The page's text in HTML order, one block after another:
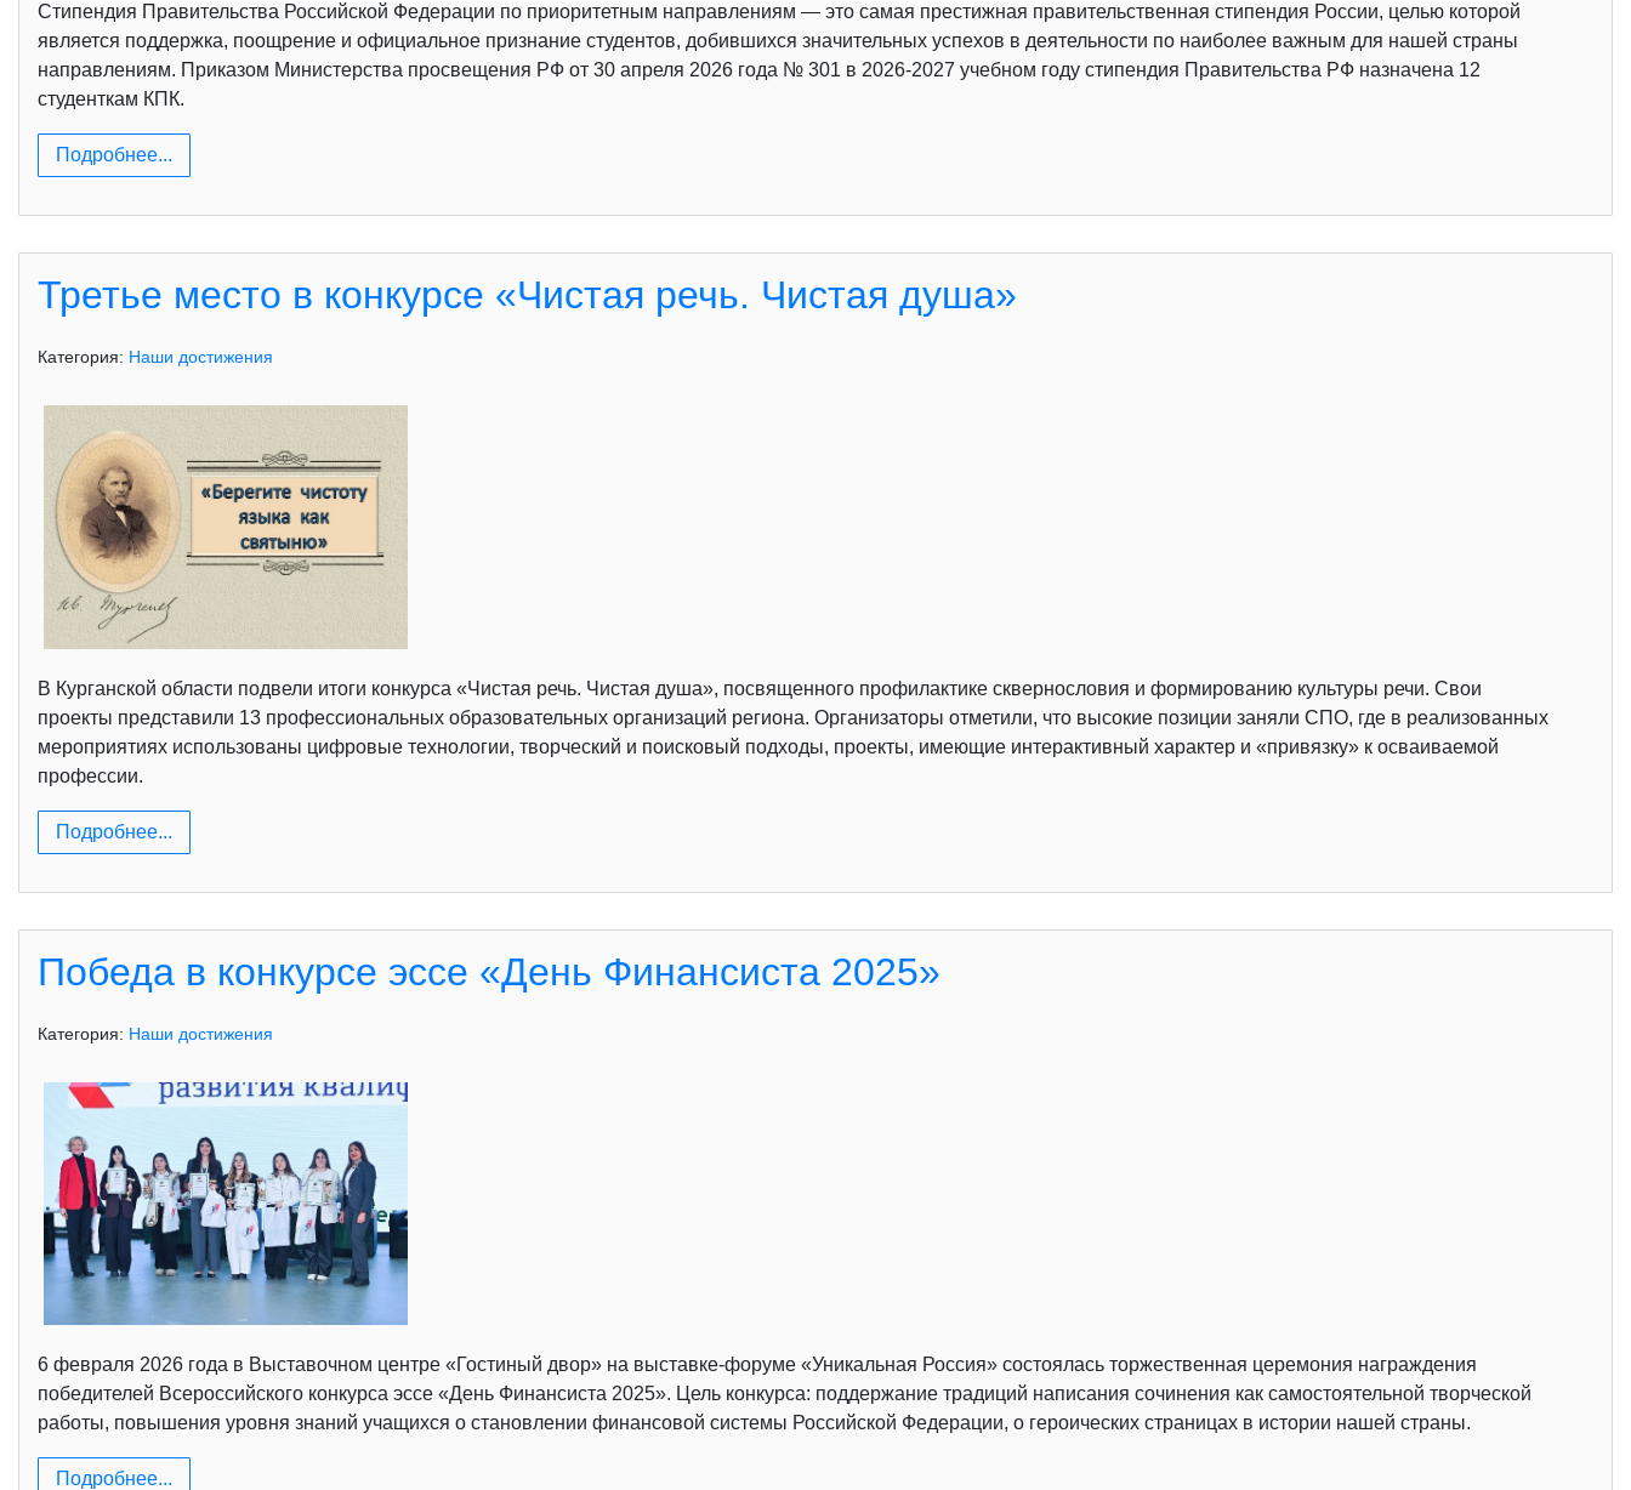
Стипендия Правительства Российской Федерации по приоритетным направлениям — это самая престижная правительственная стипендия России, целью которой
является поддержка, поощрение и официальное признание студентов, добившихся значительных успехов в деятельности по наиболее важным для нашей страны
направлениям. Приказом Министерства просвещения РФ от 30 апреля 2026 года № 301 в 2026-2027 учебном году стипендия Правительства РФ назначена 12
студенткам КПК.
Подробнее...
Третье место в конкурсе «Чистая речь. Чистая душа»
Категория: Наши достижения
В Курганской области подвели итоги конкурса «Чистая речь. Чистая душа», посвященного профилактике сквернословия и формированию культуры речи. Свои
проекты представили 13 профессиональных образовательных организаций региона. Организаторы отметили, что высокие позиции заняли СПО, где в реализованных
мероприятиях использованы цифровые технологии, творческий и поисковый подходы, проекты, имеющие интерактивный характер и «привязку» к осваиваемой
профессии.
Подробнее...
Победа в конкурсе эссе «День Финансиста 2025»
Категория: Наши достижения
6 февраля 2026 года в Выставочном центре «Гостиный двор» на выставке-форуме «Уникальная Россия» состоялась торжественная церемония награждения
победителей Всероссийского конкурса эссе «День Финансиста 2025». Цель конкурса: поддержание традиций написания сочинения как самостоятельной творческой
работы, повышения уровня знаний учащихся о становлении финансовой системы Российской Федерации, о героических страницах в истории нашей страны.
Подробнее...